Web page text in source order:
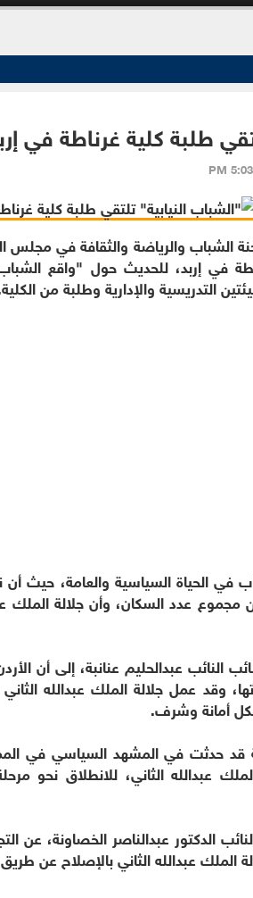
طلبة كلية غرناطة في
الشباب والرياضة والثقافة في مجلس
في إربد، للحديث حول "واقع الشباب
التدريسية والإدارية وطلبة من
64 بالمئة من مجموع عدد السكان، وأن
النائب عبدالحليم عنانبة، إلى أن
وقد عمل جلالة الملك عبدالله
أمانة وشرف.
حدثت في المشهد السياسي في
عبدالله الثاني، للانطلاق نحو
الدكتور عبدالناصر الخصاونة، عن
الملك عبدالله الثاني بالإصلاح عن